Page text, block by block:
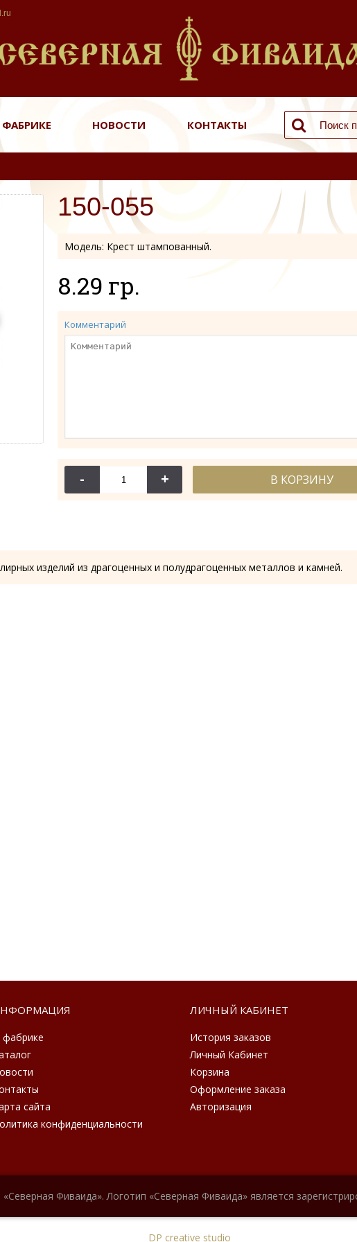
НОВОСТИ КОНТАКТЫ
114-044 114-044А
150-055
Модель: Крест штампованный.
8.29 гр.
Комментарий
- + В КОРЗИНУ
изделий из драгоценных и полудрагоценных металлов и камней.
сайта
конфиденциальности
ЛИЧНЫЙ КАБИНЕТ
История заказов
Личный Кабинет
Корзина
Оформление заказа
Авторизация
Фиваида». Логотип «Северная Фиваида» является
DP creative studio